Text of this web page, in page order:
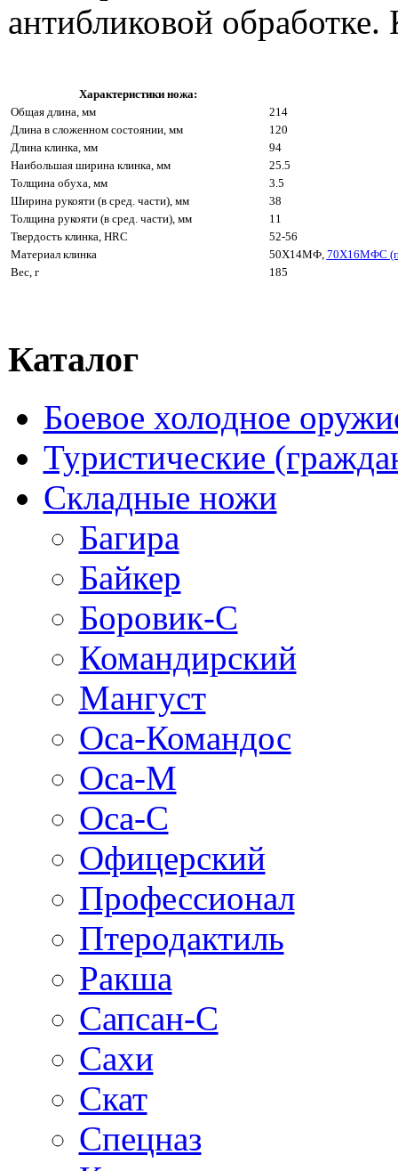
антибликовой
Характеристики ножа:
Общая длина, мм
214
Длина в сложенном состоянии, мм
120
Длина клинка, мм
94
Наибольшая ширина клинка, мм
25.5
Толщина обуха, мм
3.5
Ширина рукояти (в сред. части), мм
38
Толщина рукояти (в сред. части), мм
11
Твердость клинка, HRC
52-56
Материал клинка
50Х14МФ, 70Х16МФС
Вес, г
185
Каталог
Боевое холодное
Туристические
Складные ножи
Багира
Байкер
Боровик-С
Командирский
Мангуст
Оса-Командос
Оса-М
Оса-C
Офицерский
Профессионал
Птеродактиль
Ракша
Сапсан-С
Сахи
Скат
Спецназ